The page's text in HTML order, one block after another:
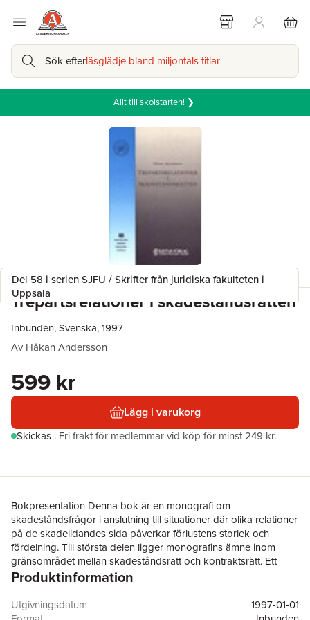
Sök efterläsglädje bland miljontals titlar
Allt till skolstarten! ❯
Del 58 i serienSJFU / Skrifter från juridiska fakulteten i
Uppsala
Trepartsrelationer i skadeståndsrätten
Inbunden, Svenska, 1997
Av Håkan Andersson
599 kr
Lägg i varukorg
Skickas . Fri frakt för medlemmar vid köp för minst 249 kr.
Bokpresentation Denna bok är en monografi om
skadeståndsfrågor i anslutning till situationer där olika relationer
på de skadelidandes sida påverkar förlustens storlek och
fördelning. Till största delen ligger monografins ämne inom
gränsområdet mellan skadeståndsrätt och kontraktsrätt. Ett
genomgående tema är sambandet mellan de
skadeståndsrätten. Man talar traditionellt om tredjemansskador,
dvs. förluster som är en reflexverkan av att någon annan lidit en
Produktinformation
Utgivningsdatum
1997-01-01